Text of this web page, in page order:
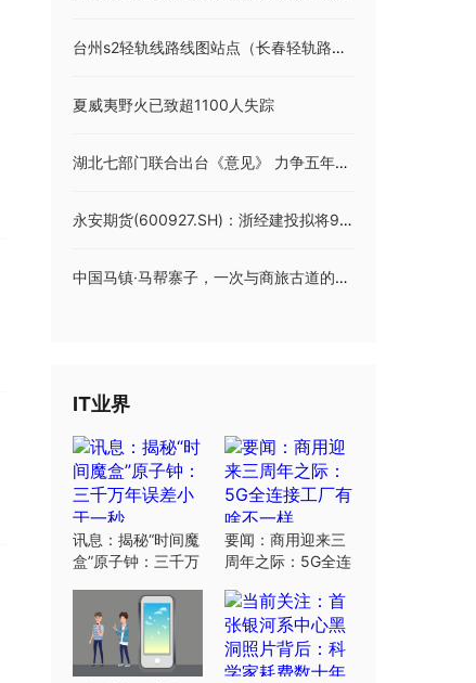
台州s2轻轨线路线图站点（长春轻轨路线及票价）
夏威夷野火已致超1100人失踪
湖北七部门联合出台《意见》 力争五年内实现全省市州县工人文化宫全覆盖
永安期货(600927.SH)：浙经建投拟将9.48%股份无偿划转至浙江省交投
中国马镇·马帮寨子，一次与商旅古道的时空邂逅
IT业界
讯息：揭秘“时间魔
盒”原子钟：三千万
要闻：商用迎来三
周年之际：5G全连